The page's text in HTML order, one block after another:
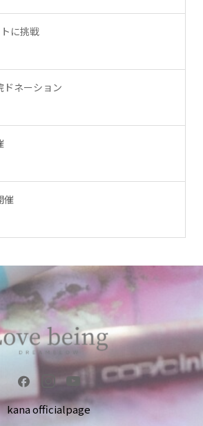
に挑戦
ドネーション
催
kana officialpage